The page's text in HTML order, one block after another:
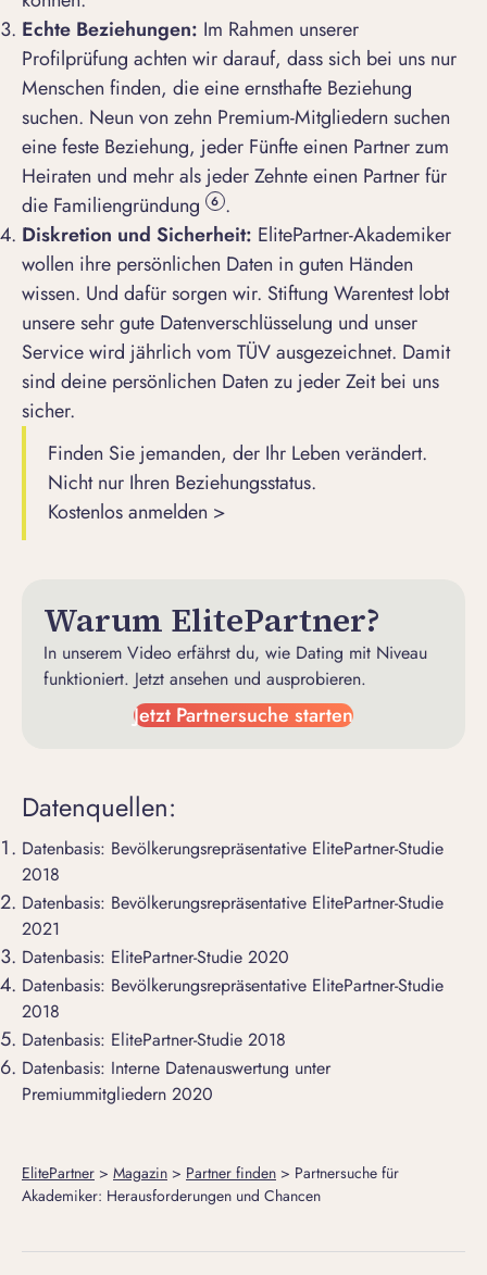
Echte Beziehungen: Im Rahmen unserer
Profilprüfung achten wir darauf, dass sich bei uns nur
Menschen finden, die eine ernsthafte Beziehung
suchen. Neun von zehn Premium-Mitgliedern suchen
eine feste Beziehung, jeder Fünfte einen Partner zum
Heiraten und mehr als jeder Zehnte einen Partner für
die Familiengründung
6 .
Diskretion und Sicherheit: ElitePartner-Akademiker
wollen ihre persönlichen Daten in guten Händen
wissen. Und dafür sorgen wir. Stiftung Warentestlobt
unsere sehr gute Datenverschlüsselung und unser
Service wird jährlich vom TÜV ausgezeichnet. Damit
sind deine persönlichen Daten zu jeder Zeit bei uns
sicher.
Finden Sie jemanden, der Ihr Leben verändert.
Nicht nur Ihren Beziehungsstatus.
Kostenlos anmelden >
Warum ElitePartner?
In unserem Video erfährst du, wie Dating mit Niveau
funktioniert. Jetzt ansehen und ausprobieren.
Jetzt Partnersuche starten
Datenquellen:
Datenbasis: Bevölkerungsrepräsentative ElitePartner-Studie
2018
Datenbasis: Bevölkerungsrepräsentative ElitePartner-Studie
2021
Datenbasis: ElitePartner-Studie 2020
Datenbasis: Bevölkerungsrepräsentative ElitePartner-Studie
2018
Datenbasis: ElitePartner-Studie 2018
Datenbasis: Interne Datenauswertung unter
Premiummitgliedern 2020
ElitePartner > Magazin > Partner finden > Partnersuche für
Akademiker: Herausforderungen und Chancen